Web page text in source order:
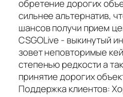
обретение дорогих
сильнее альтернатив,
шансов получи прием
CSGOLive - выкинутый
зовет неповторимые
степенью редкости а
принятие дорогих
Поддержка клиентов: